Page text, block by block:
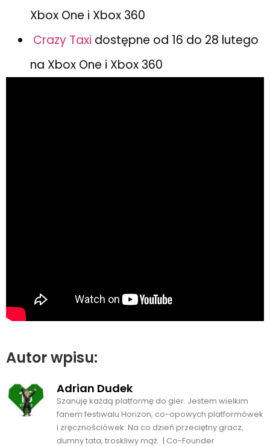
Xbox One i Xbox 360
Crazy Taxi dostępne od 16 do 28 lutego
na Xbox One i Xbox 360
Autor wpisu:
Adrian Dudek
Szanuję każdą platformę do gier. Jestem wielkim
fanem festiwalu Horizon, co-opowych platformówek
i zręcznościówek. Na co dzień przeciętny gracz,
dumny tata, troskliwy mąż. | Co-Founder